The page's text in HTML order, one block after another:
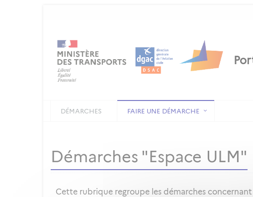
DÉMARCHES FAIRE UNE DÉMARCHE
Démarches "Espace ULM"
Cette rubrique regroupe les démarches